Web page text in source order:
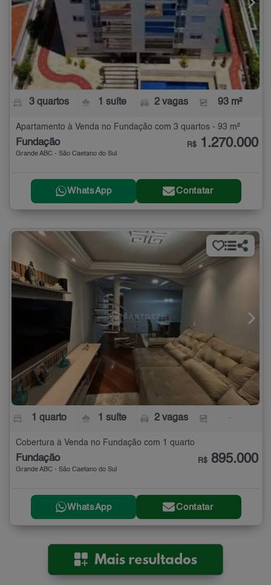
3 quartos 1 suíte 2 vagas 93 m²
Apartamento à Venda no Fundação com 3 quartos - 93 m²
Fundação
Grande ABC - São Caetano do Sul
R$ 1.270.000
WhatsApp Contatar
1 quarto 1 suíte 2 vagas
Cobertura à Venda no Fundação com 1 quarto
Fundação
Grande ABC - São Caetano do Sul
R$ 895.000
WhatsApp Contatar